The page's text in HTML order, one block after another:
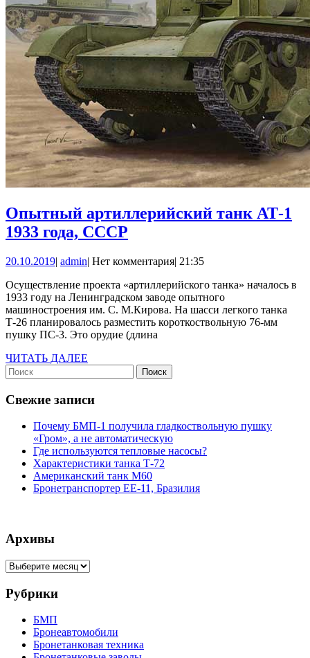
Опытный артиллерийский танк АТ-1
1933 года, СССР
танк
АТ-1
1933
года,
СССР
20.10.201920.10.2019
| adminadmin
| Нет комментария| 21:35
Осуществление проекта «артиллерийского танка» началось в
1933 году на Ленинградском заводе опытного
машиностроения им. С. М.Кирова. На шасси легкого танка
Т-26 планировалось разместить короткоствольную 76-мм
пушку ПС-3. Это орудие (длина
ЧИТАТЬ ДАЛЕЕ
Найти:
Свежие записи
Почему БМП-1 получила гладкоствольную пушку
«Гром», а не автоматическую
Где используются тепловые насосы?
Характеристики танка Т-72
Американский танк М60
Бронетранспортер EE-11, Бразилия
Архивы
Архивы
Рубрики
БМП
Бронеавтомобили
Бронетанковая техника